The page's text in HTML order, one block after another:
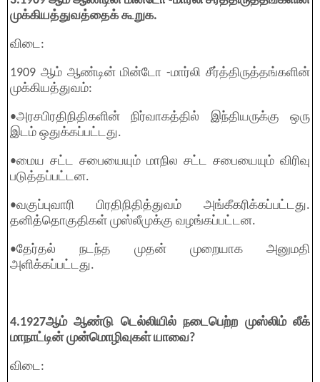
முக்கியத்துவத்தைக் கூறுக.
விடை:
1909 ஆம் ஆண்டின் மின்டோ -மார்லி சீர்த்திருத்தங்களின்
முக்கியத்துவம்:
•அரசபிரதிநிதிகளின் நிர்வாகத்தில் இந்தியருக்கு ஒரு
இடம் ஒதுக்கப்பட்டது.
•மைய சட்ட சபையையும் மாநில சட்ட சபையையும் விரிவு
படுத்தப்பட்டன.
•வகுப்புவாரி பிரதிநிதித்துவம் அங்கீகரிக்கப்பட்டது.
தனித்தொகுதிகள் முஸ்லீமுக்கு வழங்கப்பட்டன.
•தேர்தல் நடந்த முதன் முறையாக அனுமதி
அளிக்கப்பட்டது.
4.1927ஆம் ஆண்டு டெல்லியில் நடைபெற்ற முஸ்லிம் லீக்
மாநாட்டின் முன்மொழிவுகள் யாவை?
விடை: